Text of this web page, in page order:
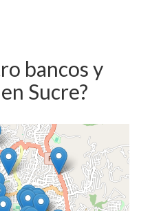
bancos y
Sucre?